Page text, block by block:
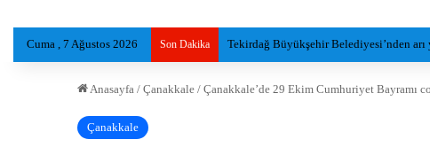
Cuma , 7 Ağustos 2026 Son Dakika Serinlemek İçin Göle Giren Adamın
Anasayfa / Çanakkale / Çanakkale’de 29 Ekim Cumhuriyet Bayramı
Çanakkale